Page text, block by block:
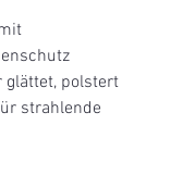
glättet, polstert
strahlende